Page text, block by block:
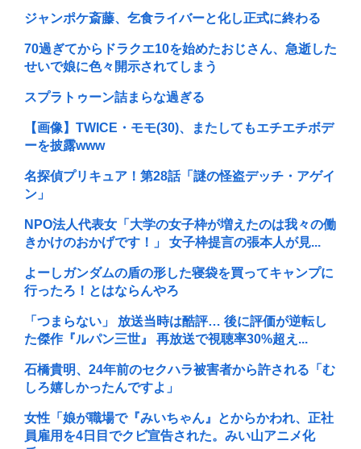
ジャンポケ斎藤、乞食ライバーと化し正式に終わる
70過ぎてからドラクエ10を始めたおじさん、急逝した
せいで娘に色々開示されてしまう
スプラトゥーン詰まらな過ぎる
【画像】TWICE・モモ(30)、またしてもエチエチボデ
ーを披露www
名探偵プリキュア！第28話「謎の怪盗デッチ・アゲイ
ン」
NPO法人代表女「大学の女子枠が増えたのは我々の働
きかけのおかげです！」 女子枠提言の張本人が見...
よーしガンダムの盾の形した寝袋を買ってキャンプに
行ったろ！とはならんやろ
「つまらない」 放送当時は酷評… 後に評価が逆転し
た傑作『ルパン三世』 再放送で視聴率30%超え...
石橋貴明、24年前のセクハラ被害者から許される「む
しろ嬉しかったんですよ」
女性「娘が職場で『みいちゃん』とからかわれ、正社
員雇用を4日目でクビ宣告された。みい山アニメ化